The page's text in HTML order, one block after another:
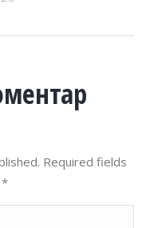
Required fields
*